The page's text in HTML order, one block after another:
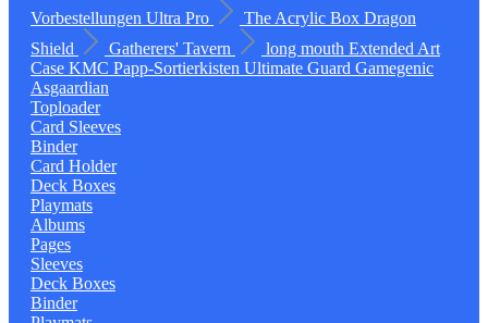
Vorbestellungen Ultra Pro The Acrylic Box Dragon
Shield
Gatherers' Tavern long mouth Extended Art
Case KMC Papp-Sortierkisten Ultimate Guard Gamegenic
Asgaardian
Toploader
Card Sleeves
Binder
Card Holder
Deck Boxes
Playmats
Albums
Pages
Sleeves
Deck Boxes
Binder